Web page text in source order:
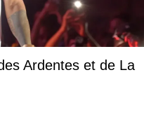
Ardentes et de La